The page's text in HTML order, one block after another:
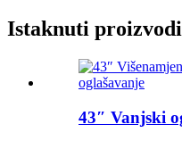
Istaknuti proizvodi
43″ Vanjski